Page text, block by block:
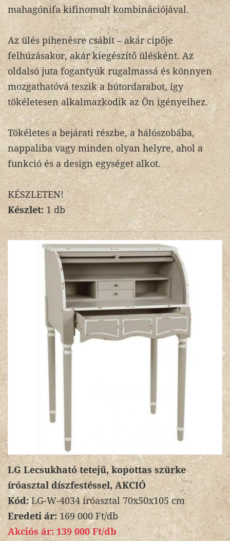
mahagónifa kifinomult kombinációjával.
Az ülés pihenésre csábít – akár cipője
felhúzásakor, akár kiegészítő ülésként. Az
oldalsó juta fogantyúk rugalmassá és könnyen
mozgathatóvá teszik a bútordarabot, így
tökéletesen alkalmazkodik az Ön igényeihez.
Tökéletes a bejárati részbe, a hálószobába,
nappaliba vagy minden olyan helyre, ahol a
funkció és a design egységet alkot.
KÉSZLETEN!
Készlet:1 db
LG Lecsukható tetejű, kopottas szürke
íróasztal díszfestéssel, AKCIÓ
Kód:LG-W-4034 íróasztal 70x50x105 cm
Eredeti ár:169 000 Ft/db
Akciós ár:139 000 Ft/db